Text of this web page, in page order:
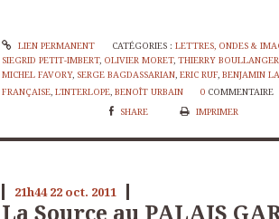
LIEN PERMANENT CATÉGORIES : LETTRES, ONDES &
SIEGRID PETIT-IMBERT, OLIVIER MORET, THIERRY BOULLANGER
MICHEL FAVORY, SERGE BAGDASSARIAN, ERIC RUF, BENJAMIN
FRANÇAISE, L'INTERLOPE, BENOÎT URBAIN 0 COMMENTAIRE
SHARE
IMPRIMER
21h44 22 oct. 2011
La Source au PALAIS